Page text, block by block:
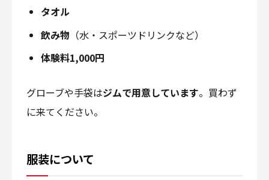
タオル
飲み物 （水・スポーツドリンクなど）
体験料1,000円
グローブや手袋はジムで用意しています。買わず
に来てください。
服装について